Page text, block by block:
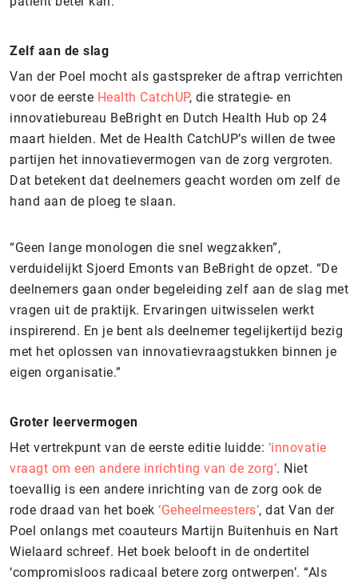
Zelf aan de slag
Van der Poel mocht als gastspreker de aftrap verrichten
voor de eerste Health CatchUP, die strategie- en
innovatiebureau BeBright en Dutch Health Hub op 24
maart hielden. Met de Health CatchUP’s willen de twee
partijen het innovatievermogen van de zorg vergroten.
Dat betekent dat deelnemers geacht worden om zelf de
hand aan de ploeg te slaan.
“Geen lange monologen die snel wegzakken”,
verduidelijkt Sjoerd Emonts van BeBright de opzet. “De
deelnemers gaan onder begeleiding zelf aan de slag met
vragen uit de praktijk. Ervaringen uitwisselen werkt
inspirerend. En je bent als deelnemer tegelijkertijd bezig
met het oplossen van innovatievraagstukken binnen je
eigen organisatie.”
Groter leervermogen
Het vertrekpunt van de eerste editie luidde: ‘innovatie
vraagt om een andere inrichting van de zorg’. Niet
toevallig is een andere inrichting van de zorg ook de
rode draad van het boek ‘Geheelmeesters’, dat Van der
Poel onlangs met coauteurs Martijn Buitenhuis en Nart
Wielaard schreef. Het boek belooft in de ondertitel
‘compromisloos radicaal betere zorg ontwerpen’. “Als